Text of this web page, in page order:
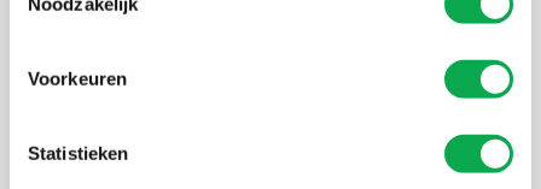
Voorkeuren
Statistieken